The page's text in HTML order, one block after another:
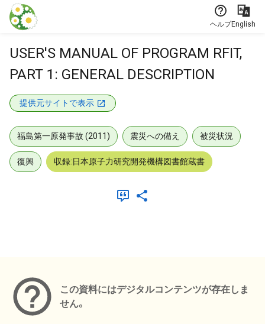
本文に飛ぶ
ヘルプEnglish
USER'S MANUAL OF PROGRAM RFIT,
PART 1: GENERAL DESCRIPTION
提供元サイトで表示
福島第一原発事故 (2011) 震災への備え 被災状況
復興 収録:日本原子力研究開発機構図書館蔵書
この資料にはデジタルコンテンツが存在しま
せん。